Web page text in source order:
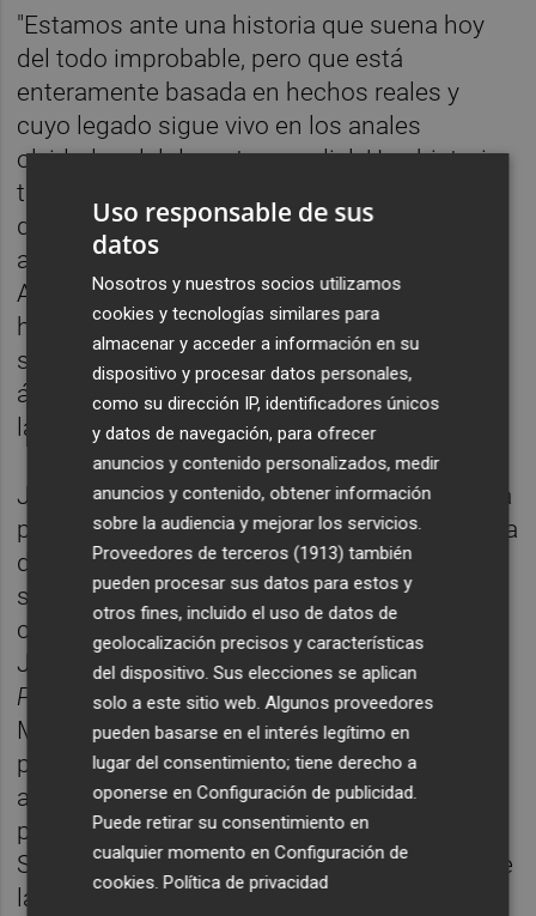
"Estamos ante una historia que suena hoy
del todo improbable, pero que está
enteramente basada en hechos reales y
cuyo legado sigue vivo en los anales
olvidados del deporte mundial. Una historia
tan real como poco conocida que hará las
delicias de todos los lectores y de los
aficionados al deporte en particular", señala
Astiberri sobre esta obra de la que la crítica
ha señalado: "Es un vodevil deportivo cuyo
surrealismo merecía ser ilustrado en un
álbum en el que el dibujo de Munuera marca
la diferencia".
José Luis Munuera (Lorca, 1972) comenzó a
publicar sus tebeos a mediados de la década
de los 90. Un golpe de la fortuna le llevó al
salón de cómic galo de Angoulême, donde
coincidió con un por entonces jovencísimo
Joann Sfar, con quien publicaría Los
Potamoks. Desde entonces hasta hoy,
Munuera ha desarrollado su carrera
profesional para el mercado francófono,
acumulando ya más de cuarenta títulos
publicados de sus diversas series.
Sus
cómics se han traducido a la mayoría de
las lenguas europeas, e incluso a alguna de
Uso responsable de sus
datos
Nosotros y nuestros socios utilizamos
cookies y tecnologías similares para
almacenar y acceder a información en su
dispositivo y procesar datos personales,
como su dirección IP, identificadores únicos
y datos de navegación, para ofrecer
anuncios y contenido personalizados, medir
anuncios y contenido, obtener información
sobre la audiencia y mejorar los servicios.
Proveedores de terceros (1913) también
pueden procesar sus datos para estos y
otros fines, incluido el uso de datos de
geolocalización precisos y características
del dispositivo. Sus elecciones se aplican
solo a este sitio web. Algunos proveedores
pueden basarse en el interés legítimo en
lugar del consentimiento; tiene derecho a
oponerse enConfiguración de publicidad.
Puede retirar su consentimiento en
cualquier momento enConfiguración de
cookies.Política de privacidad